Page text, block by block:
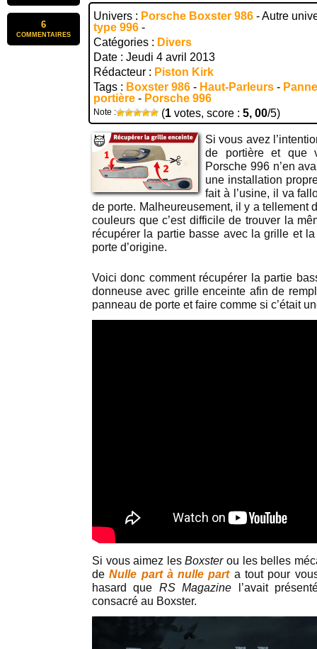
6
commentaires
Univers : Porsche Boxster 986 - Autre
type 996 -
Catégories : Divers
Date : Jeudi 4 avril 2013
Rédacteur : Piston Kirk
Tags : Boxster 986 - Haut-Parleurs -
portière - Porsche 996
Note : (1 votes, score : 5, 00/5)
Si vous avez
de portière et que
Porsche 996 n’en
une installation
fait à l’usine, il va
de porte. Malheureusement, il y a tellement
couleurs que c’est difficile de trouver la
récupérer la partie basse avec la grille et
porte d’origine.
Voici donc comment récupérer la partie
donneuse avec grille enceinte afin de
panneau de porte et faire comme si c’était
Si vous aimez lesBoxster ou les belles
deNulle part à nulle parta tout pour
hasard que RS Magazine l’avait
consacré au Boxster.